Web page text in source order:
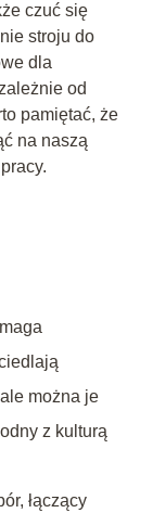
czuć się
stroju do
dla
od
pamiętać, że
na naszą
można je
z kulturą
łączący